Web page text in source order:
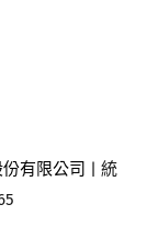
有限公司 | 統